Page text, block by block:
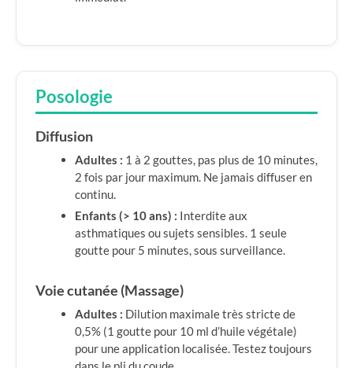
Posologie
Diffusion
Adultes : 1 à 2 gouttes, pas plus de 10 minutes,
2 fois par jour maximum. Ne jamais diffuser en
continu.
Enfants (> 10 ans) : Interdite aux
asthmatiques ou sujets sensibles. 1 seule
goutte pour 5 minutes, sous surveillance.
Voie cutanée (Massage)
Adultes : Dilution maximale très stricte de
0,5% (1 goutte pour 10 ml d’huile végétale)
pour une application localisée. Testez toujours